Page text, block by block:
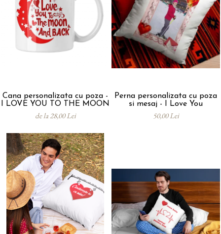
Cana personalizata cu poza -
I LOVE YOU TO THE MOON
de la 28,00 Lei
Perna personalizata cu poza
si mesaj - I Love You
50,00 Lei